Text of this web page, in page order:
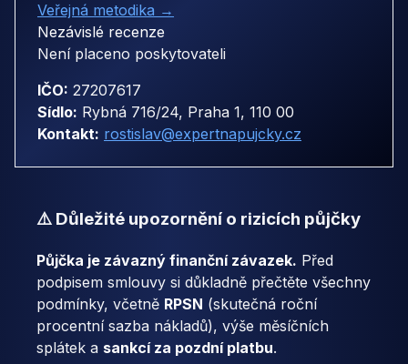
Veřejná metodika →
Nezávislé recenze
Není placeno poskytovateli
IČO: 27207617
Sídlo: Rybná 716/24, Praha 1, 110 00
Kontakt: rostislav@expertnapujcky.cz
⚠️ Důležité upozornění o rizicích půjčky
Půjčka je závazný finanční závazek. Před
podpisem smlouvy si důkladně přečtěte všechny
podmínky, včetně RPSN (skutečná roční
procentní sazba nákladů), výše měsíčních
splátek a sankcí za pozdní platbu.